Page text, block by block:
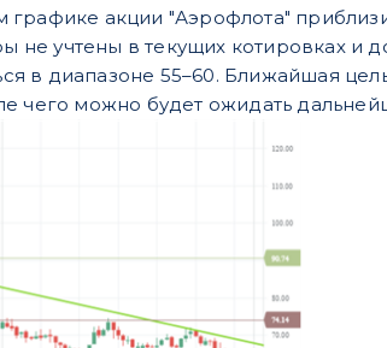
графике акции "Аэрофлота"
не учтены в текущих котировках и
в диапазоне 55–60. Ближайшая
чего можно будет ожидать